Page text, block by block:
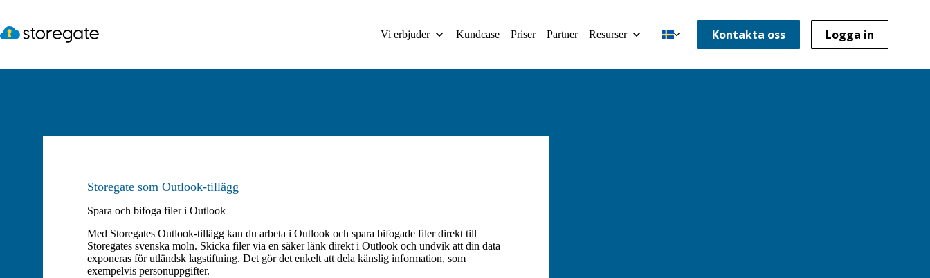
innehåll
Vi erbjuder Kundcase Priser Partner Resurser Kontakta oss Logga in
Storegate som Outlook-tillägg
Spara och bifoga filer i Outlook
Med Storegates Outlook-tillägg kan du arbeta i Outlook och spara bifogade filer direkt till
Storegates svenska moln. Skicka filer via en säker länk direkt i Outlook och undvik att din data
exponeras för utländsk lagstiftning. Det gör det enkelt att dela känslig information, som
exempelvis personuppgifter.